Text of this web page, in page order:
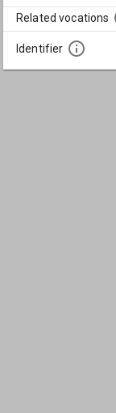
Related vocations
Identifier